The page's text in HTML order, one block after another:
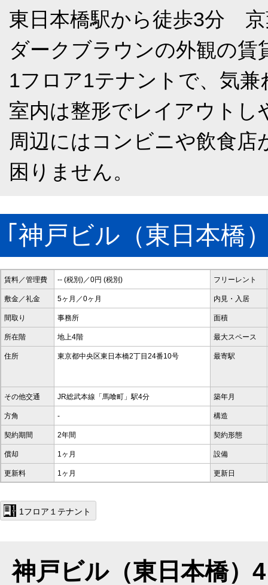
東日本橋駅から徒歩3分
ダークブラウンの外観の賃
1フロア1テナントで、気
室内は整形でレイアウトし
周辺にはコンビニや飲食
困りません。
｢神戸ビル（東日本橋
賃料／管理費 -- (税別)／0円 (税別) フリーレント
敷金／礼金 5ヶ月／0ヶ月 内見・入居
間取り 事務所 面積
所在階 地上4階 最大スペース
住所 東京都中央区東日本橋2丁目24番10号 最寄駅
その他交通 JR総武本線「馬喰町」駅4分 築年月
方角 - 構造
契約期間 2年間 契約形態
償却 1ヶ月 設備
更新料 1ヶ月 更新日
1フロア１テナント
神戸ビル（東日本橋）